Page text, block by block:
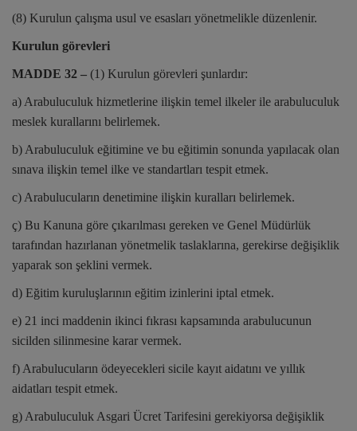
(8) Kurulun çalışma usul ve esasları yönetmelikle düzenlenir.
Kurulun görevleri
MADDE 32 – (1) Kurulun görevleri şunlardır:
a) Arabuluculuk hizmetlerine ilişkin temel ilkeler ile arabuluculuk
meslek kurallarını belirlemek.
b) Arabuluculuk eğitimine ve bu eğitimin sonunda yapılacak olan
sınava ilişkin temel ilke ve standartları tespit etmek.
c) Arabulucuların denetimine ilişkin kuralları belirlemek.
ç) Bu Kanuna göre çıkarılması gereken ve Genel Müdürlük
tarafından hazırlanan yönetmelik taslaklarına, gerekirse değişiklik
yaparak son şeklini vermek.
d) Eğitim kuruluşlarının eğitim izinlerini iptal etmek.
e) 21 inci maddenin ikinci fıkrası kapsamında arabulucunun
sicilden silinmesine karar vermek.
f) Arabulucuların ödeyecekleri sicile kayıt aidatını ve yıllık
aidatları tespit etmek.
g) Arabuluculuk Asgari Ücret Tarifesini gerekiyorsa değişiklik